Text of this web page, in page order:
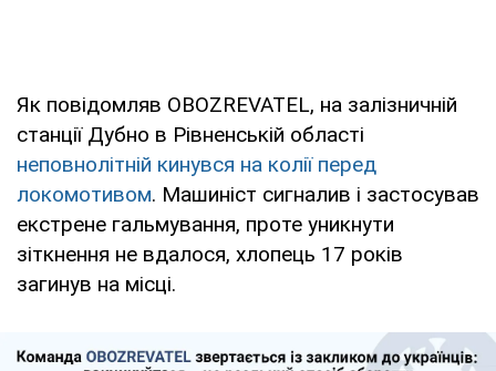
Як повідомляв OBOZREVATEL, на залізничній
станції Дубно в Рівненській області
неповнолітній кинувся на колії перед
локомотивом. Машиніст сигналив і застосував
екстрене гальмування, проте уникнути
зіткнення не вдалося, хлопець 17 років
загинув на місці.